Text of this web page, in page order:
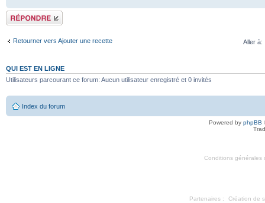
Répondre
Retourner vers Ajouter une recette Aller à:
QUI EST EN LIGNE
Utilisateurs parcourant ce forum: Aucun utilisateur enregistré et 0 invités
Index du forum
Powered by phpBB
Conditions générales
Partenaires : Création de